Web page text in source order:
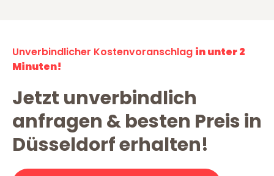
Unverbindlicher Kostenvoranschlag in unter 2
Minuten!
Jetzt unverbindlich
anfragen & besten Preis in
Düsseldorf erhalten!